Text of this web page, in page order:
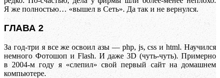
Я же полностью… «вышел в Сеть». Да так и не вернулся.
ГЛАВА 2
За год-три я все же освоил азы — php, js, css и html. Научился
немного Фотошоп и Flash. И даже 3D (чуть-чуть). Примерно
в 2004-м году я «слепил» свой первый сайт на домашнем
компьютере.